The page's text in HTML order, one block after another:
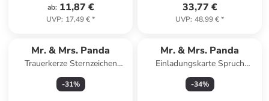
ab: 11,87 €
UVP: 17,49 €*
33,77 €
UVP: 48,99 €*
Mr. & Mrs. Panda
Trauerkerze Sternzeichen
Schütze mit Spruch in Weiß
-31%
Mr. & Mrs. Panda
Einladungskarte Spruch
Tapferkeit Umarmung mit ... in
Weiß
-34%